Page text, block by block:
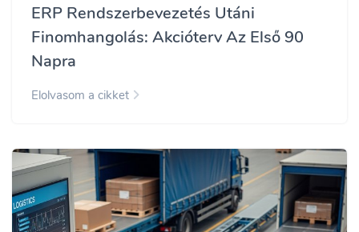
ERP Rendszerbevezetés Utáni
Finomhangolás: Akcióterv Az Első 90
Napra
Elolvasom a cikket